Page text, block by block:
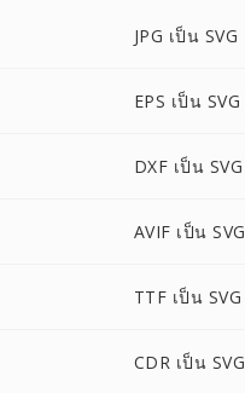
JPG เป็น SVG
EPS เป็น SVG
DXF เป็น SVG
AVIF เป็น SVG
TTF เป็น SVG
CDR เป็น SVG